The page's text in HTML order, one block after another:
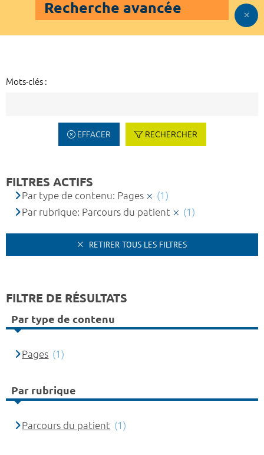
Recherche avancée
Mots-clés :
EFFACER RECHERCHER
FILTRES ACTIFS
Par type de contenu: Pages
(1)
Par rubrique: Parcours du patient
(1)
RETIRER TOUS LES FILTRES
FILTRE DE RÉSULTATS
Par type de contenu
Pages (1)
Par rubrique
Parcours du patient (1)